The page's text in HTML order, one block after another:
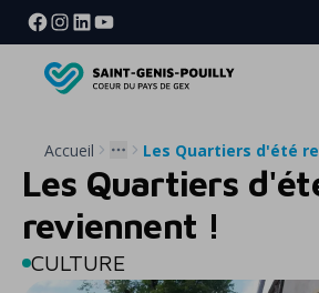
Accueil MoreLes Quartiers d'été
Les Quartiers
reviennent !
CULTURE